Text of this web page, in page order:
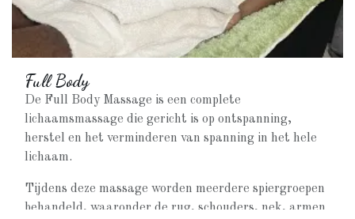
- Een lichtere en ontspannen buik
- Een gevoel van innerlijke rust dat je in het hele
lichaam voelt.
Goed voor lichaam en geest, van binnenuit.
Full Body
De Full Body Massage is een complete
lichaamsmassage die gericht is op ontspanning,
herstel en het verminderen van spanning in het hele
lichaam.
Tijdens deze massage worden meerdere spiergroepen
behandeld, waaronder de rug, schouders, nek, armen